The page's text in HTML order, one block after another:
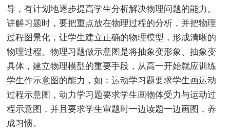
导，有计划地逐步提高学生分析解决物理问题的能力。
讲解习题时，要把重点放在物理过程的分析，并把物理
过程图景化，让学生建立正确的物理模型，形成清晰的
物理过程。物理习题做示意图是将抽象变形象、抽象变
具体，建立物理模型的重要手段，从高一开始就应训练
学生作示意图的能力，如：运动学习题要求学生画运动
过程示意图，动力学习题要求学生画物体受力与运动过
程示意图，并且要求学生审题时一边读题一边画图，养
成习惯。